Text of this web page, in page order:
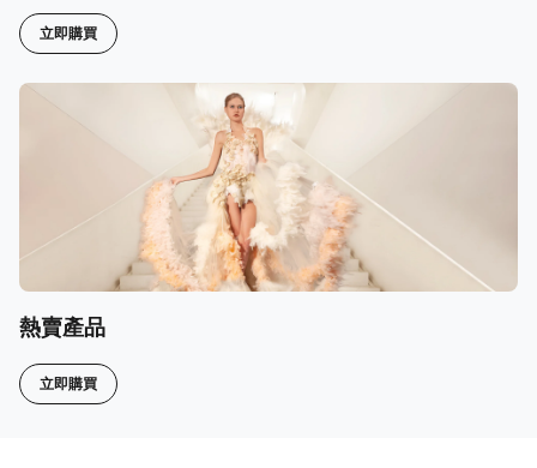
立即購買
熱賣產品
立即購買